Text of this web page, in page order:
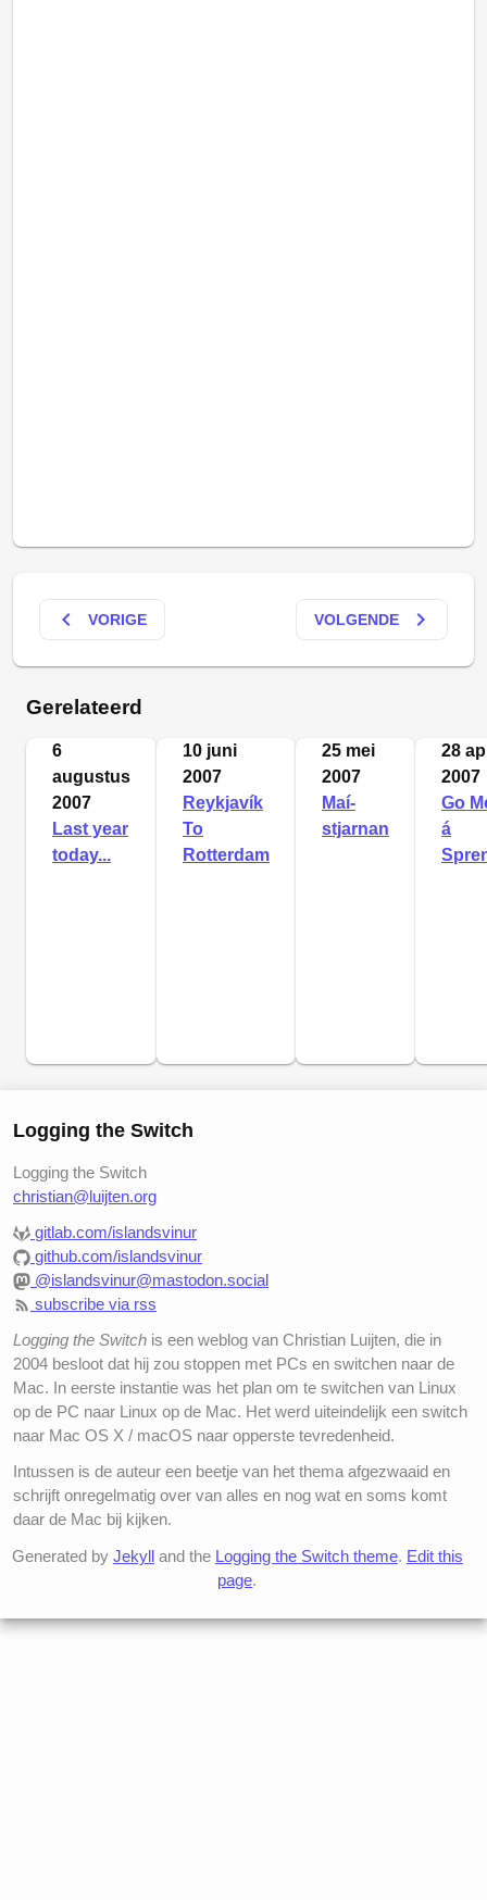
keyboard_arrow_left VORIGE VOLGENDE keyboard_arrow_right
Gerelateerd
6
augustus
2007
Last year
today...
10 juni
2007
Reykjavík
To
Rotterdam
25 mei
2007
Maí­
stjarnan
28
2007
Go
á
Logging the Switch
Logging the Switch
christian@luijten.org
gitlab.com/islandsvinur
github.com/islandsvinur
@islandsvinur@mastodon.social
subscribe via rss
Logging the Switch is een weblog van Christian Luijten, die in
2004 besloot dat hij zou stoppen met PCs en switchen naar de
Mac. In eerste instantie was het plan om te switchen van Linux
op de PC naar Linux op de Mac. Het werd uiteindelijk een switch
naar Mac OS X / macOS naar opperste tevredenheid.
Intussen is de auteur een beetje van het thema afgezwaaid en
schrijft onregelmatig over van alles en nog wat en soms komt
daar de Mac bij kijken.
Generated by Jekylland the Logging the Switch theme. Edit this
page.